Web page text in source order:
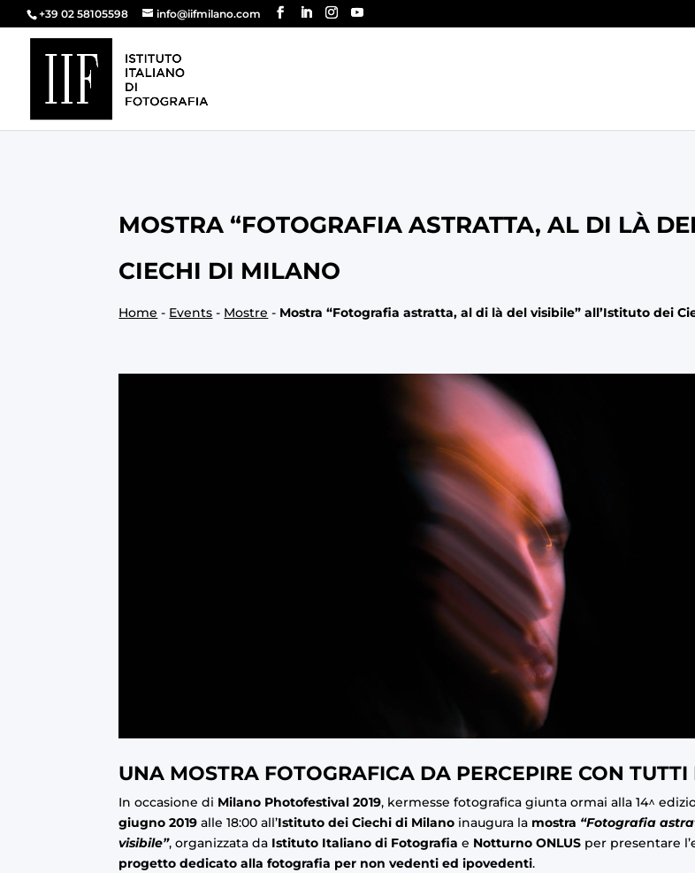
+39 02 58105598 info@iifmilano.com
MOSTRA “FOTOGRAFIA ASTRATTA, AL DI LÀ
CIECHI DI MILANO
Home - Events - Mostre - Mostra “Fotografia astratta, al di là del visibile” all’Istituto dei
UNA MOSTRA FOTOGRAFICA DA PERCEPIRE CON TUTTI
In occasione di Milano Photofestival 2019, kermesse fotografica giunta ormai alla 14^
giugno 2019alle 18:00 all’Istituto dei Ciechi di Milano inaugura la mostra “Fotografia
visibile”, organizzata da Istituto Italiano di Fotografia e Notturno ONLUS per presentare
progetto dedicato alla fotografia per non vedenti ed ipovedenti.